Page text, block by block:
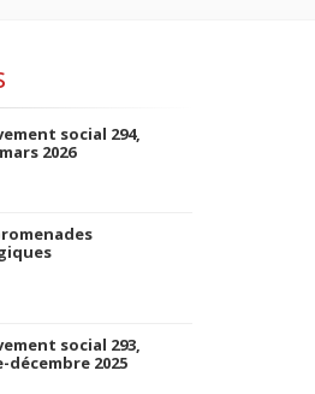
social 294,
2026
social 293,
2025